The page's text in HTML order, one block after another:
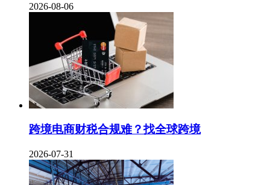
2026-08-06
跨境电商财税合规难？找全球跨境
2026-07-31